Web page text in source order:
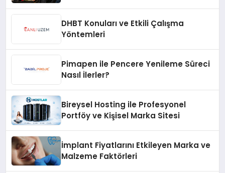
DHBT Konuları ve Etkili Çalışma
Yöntemleri
Pimapen ile Pencere Yenileme Süreci
Nasıl İlerler?
Bireysel Hosting ile Profesyonel
Portföy ve Kişisel Marka Sitesi
İmplant Fiyatlarını Etkileyen Marka ve
Malzeme Faktörleri